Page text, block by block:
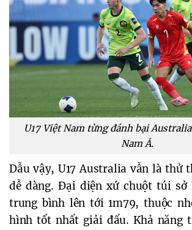
U17 Việt Nam từng đánh bại
Nam Á.
Dẫu vậy, U17 Australia vẫn là thử
dễ dàng. Đại diện xứ chuột túi sở
trung bình lên tới 1m79, thuộc
hình tốt nhất giải đấu. Khả năng